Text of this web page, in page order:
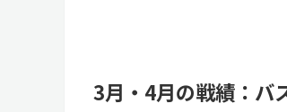
3月・4月の戦績：バ